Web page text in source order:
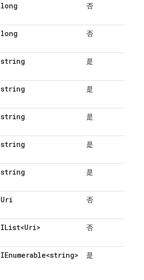
long 否
long 否
string 是
string 是
string 是
string 是
string 是
Uri 否
IList<Uri> 否
IEnumerable<string> 是